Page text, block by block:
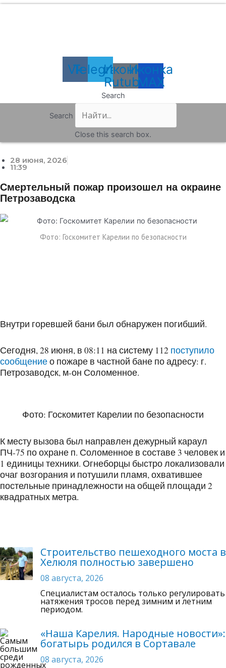
Vk
Telegram
Иконка
Rutube
Иконка
MAX
Search
Search
Close this search box.
28 июня, 2026
11:39
Смертельный пожар произошел на окраине
Петрозаводска
Фото: Госкомитет Карелии по безопасности
Внутри горевшей бани был обнаружен погибший.
Сегодня, 28 июня, в 08:11 на систему 112 поступило
сообщениео пожаре в частной бане по адресу: г.
Петрозаводск, м-он Соломенное.
Фото: Госкомитет Карелии по безопасности
К месту вызова был направлен дежурный караул
ПЧ-75 по охране п. Соломенное в составе 3 человек и
1 единицы техники. Огнеборцы быстро локализовали
очаг возгорания и потушили пламя, охватившее
постельные принадлежности на общей площади 2
квадратных метра.
Строительство пешеходного моста в
Хелюля полностью завершено
08 августа, 2026
Специалистам осталось только регулировать
натяжения тросов перед зимним и летним
периодом.
«Наша Карелия. Народные новости»:
богатырь родился в Сортавале
08 августа, 2026